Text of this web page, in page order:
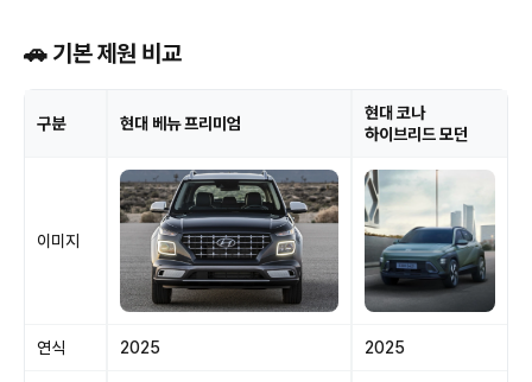
🚗 기본 제원 비교
구분 현대 베뉴 프리미엄
현대 코나
하이브리드 모던
이미지
연식 2025 2025